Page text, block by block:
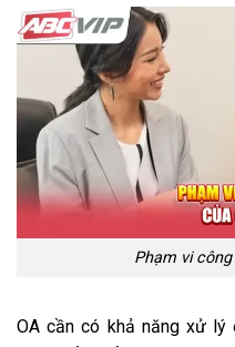
Phạm vi
OA cần có khả năng xử lý